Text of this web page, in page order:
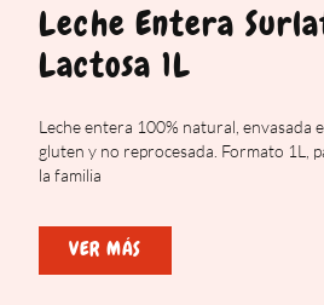
Leche Entera
Lactosa 1L
Leche entera 100% natural, envasada
gluten y no reprocesada. Formato 1L,
la familia
VER MÁS